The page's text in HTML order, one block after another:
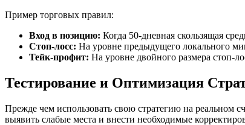
Пример торговых правил:
Вход в позицию: Когда 50-дневная скользящая
Стоп-лосс: На уровне предыдущего локального
Тейк-профит: На уровне двойного размера стоп-
Тестирование и Оптимизация
Прежде чем использовать свою стратегию на реальном
выявить слабые места и внести необходимые